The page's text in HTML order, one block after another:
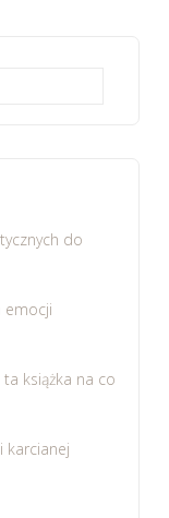
do
emocji
książka na co
karcianej